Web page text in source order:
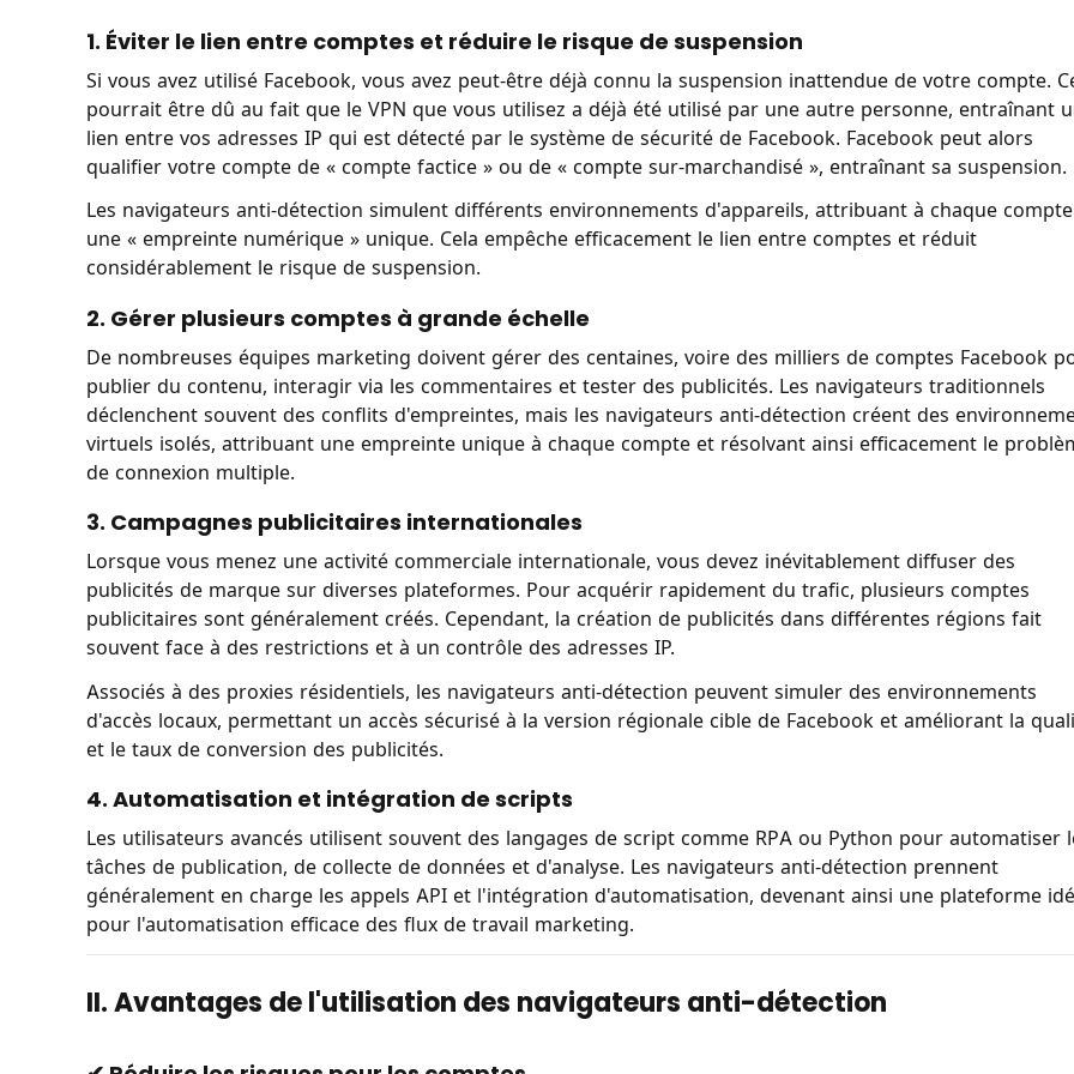
1. Éviter le lien entre comptes et réduire le risque de suspension
Si vous avez utilisé Facebook, vous avez peut-être déjà connu la suspension inattendue de votre compte.
pourrait être dû au fait que le VPN que vous utilisez a déjà été utilisé par une autre personne, entraînant
lien entre vos adresses IP qui est détecté par le système de sécurité de Facebook. Facebook peut alors
qualifier votre compte de « compte factice » ou de « compte sur-marchandisé », entraînant sa suspension.
Les navigateurs anti-détection simulent différents environnements d'appareils, attribuant à chaque compte
une « empreinte numérique » unique. Cela empêche efficacement le lien entre comptes et réduit
considérablement le risque de suspension.
2. Gérer plusieurs comptes à grande échelle
De nombreuses équipes marketing doivent gérer des centaines, voire des milliers de comptes Facebook
publier du contenu, interagir via les commentaires et tester des publicités. Les navigateurs traditionnels
déclenchent souvent des conflits d'empreintes, mais les navigateurs anti-détection créent des
virtuels isolés, attribuant une empreinte unique à chaque compte et résolvant ainsi efficacement le
de connexion multiple.
3. Campagnes publicitaires internationales
Lorsque vous menez une activité commerciale internationale, vous devez inévitablement diffuser des
publicités de marque sur diverses plateformes. Pour acquérir rapidement du trafic, plusieurs comptes
publicitaires sont généralement créés. Cependant, la création de publicités dans différentes régions fait
souvent face à des restrictions et à un contrôle des adresses IP.
Associés à des proxies résidentiels, les navigateurs anti-détection peuvent simuler des environnements
d'accès locaux, permettant un accès sécurisé à la version régionale cible de Facebook et améliorant la
et le taux de conversion des publicités.
4. Automatisation et intégration de scripts
Les utilisateurs avancés utilisent souvent des langages de script comme RPA ou Python pour automatiser
tâches de publication, de collecte de données et d'analyse. Les navigateurs anti-détection prennent
généralement en charge les appels API et l'intégration d'automatisation, devenant ainsi une plateforme
pour l'automatisation efficace des flux de travail marketing.
II. Avantages de l'utilisation des navigateurs anti-détection